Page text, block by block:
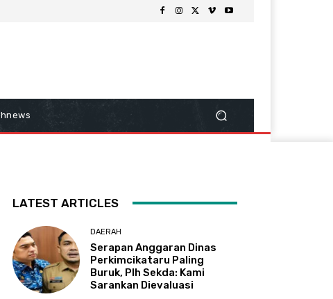
LATEST ARTICLES
DAERAH
Serapan Anggaran Dinas
Perkimcikataru Paling
Buruk, Plh Sekda: Kami
Sarankan Dievaluasi